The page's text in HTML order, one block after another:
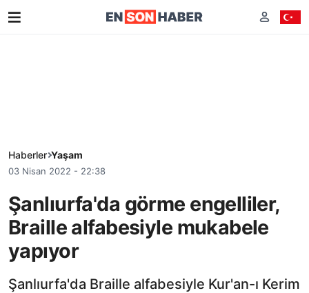
Haberler Yaşam
03 Nisan 2022 - 22:38
Şanlıurfa'da görme engelliler,
Braille alfabesiyle mukabele
yapıyor
Şanlıurfa'da Braille alfabesiyle Kur'an-ı Kerim